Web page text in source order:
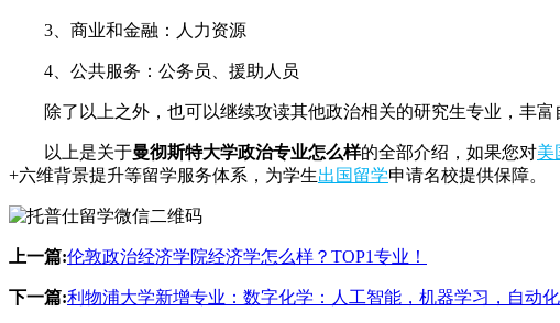
3、商业和金融：人力资源
4、公共服务：公务员、援助人员
除了以上之外，也可以继续攻读其他政治相关的研究生专业，丰富
以上是关于曼彻斯特大学政治专业怎么样的全部介绍，如果您对美
+六维背景提升等留学服务体系，为学生出国留学申请名校提供保障。
上一篇:伦敦政治经济学院经济学怎么样？TOP1专业！
下一篇:利物浦大学新增专业：数字化学：人工智能，机器学习，自动